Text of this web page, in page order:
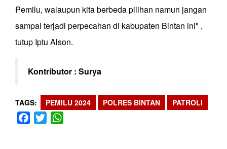
Pemilu, walaupun kita berbeda pilihan namun jangan
sampai terjadi perpecahan di kabupaten Bintan ini" ,
tutup Iptu Alson.
Kontributor : Surya
TAGS PEMILU 2024 POLRES BINTAN PATROLI
Facebook
Twitter